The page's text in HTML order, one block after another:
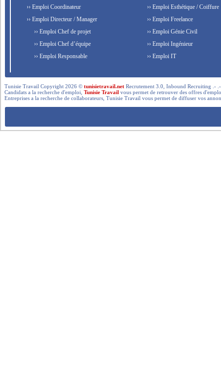
›› Emploi Coordinateur
›› Emploi Directeur / Manager
›› Emploi Chef de projet
›› Emploi Chef d’équipe
›› Emploi Responsable
›› Emploi Esthétique / Coiffure
›› Emploi Freelance
›› Emploi Génie Civil
›› Emploi Ingénieur
›› Emploi IT
Tunisie Travail Copyright 2026 ©tunisietravail.net Recrutement 3.0, Inbound Recruiting .-
Candidats a la recherche d'emploi,Tunisie Travail vous permet de retrouver des offres
Entreprises a la recherche de collaborateurs, Tunisie Travail vous permet de diffuser vos